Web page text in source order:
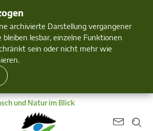
archivierte Darstellung vergangener
bleiben lesbar, einzelne Funktionen
sein oder nicht mehr wie
und Natur im Blick